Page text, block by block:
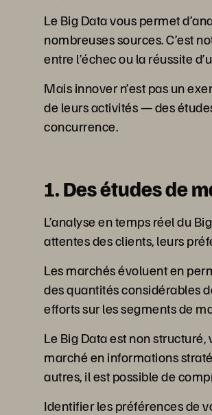
Le Big Data vous permet
nombreuses sources. C’est
entre l’échec ou la réussite
Mais innover n’est pas un
de leurs activités — des
concurrence.
1. Des études de
L’analyse en temps réel du
attentes des clients, leurs
Les marchés évoluent en
des quantités considérables
efforts sur les segments de
Le Big Data est non
marché en informations
autres, il est possible de
Identifier les préférences de